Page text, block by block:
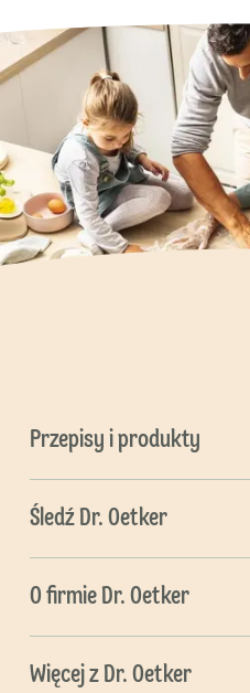
Przepisy i produkty
Śledź Dr. Oetker
O firmie Dr. Oetker
Więcej z Dr. Oetker